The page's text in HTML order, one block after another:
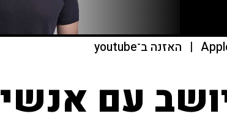
| האזנה ב־youtube
עם אנשי